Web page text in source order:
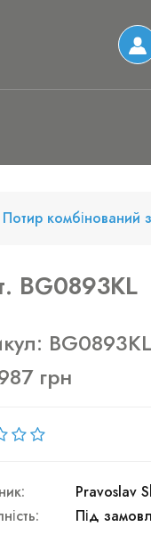
Потир комбінований
BG0893KL
BG0893KL
грн
Pravoslav
Під